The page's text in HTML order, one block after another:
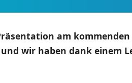
am
wir haben dank einem